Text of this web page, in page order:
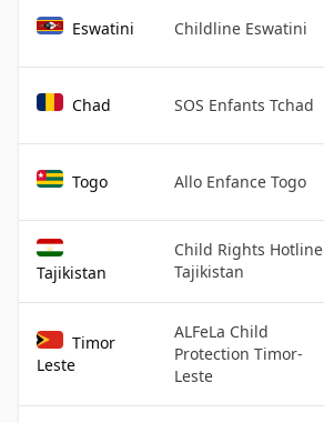
Eswatini Childline Eswatini
Chad SOS Enfants Tchad
Togo Allo Enfance Togo
Tajikistan
Child Rights Hotline
Tajikistan
Timor
Leste
ALFeLa Child
Protection Timor-
Leste